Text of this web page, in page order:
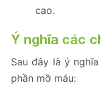
cao.
Ý nghĩa các
Sau đây là ý
phần mỡ máu: